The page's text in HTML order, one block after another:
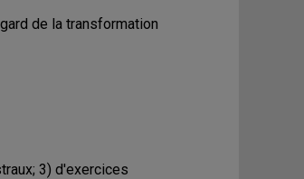
de la transformation
3) d'exercices